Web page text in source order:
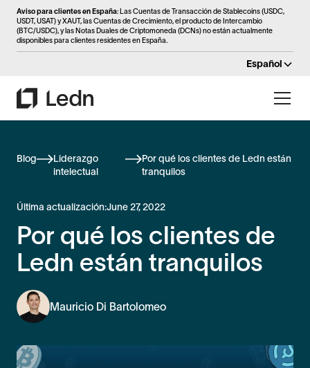
Aviso para clientes en España: Las Cuentas de Transacción de Stablecoins (USDC,
USDT, USAT) y XAUT, las Cuentas de Crecimiento, el producto de Intercambio
(BTC/USDC), y las Notas Duales de Criptomoneda (DCNs) no están actualmente
disponibles para clientes residentes en España.
Español
Blog
Liderazgo
intelectual
Por qué los clientes de Ledn están
tranquilos
Última actualización:June 27, 2022
Por qué los clientes de
Ledn están tranquilos
Mauricio Di Bartolomeo